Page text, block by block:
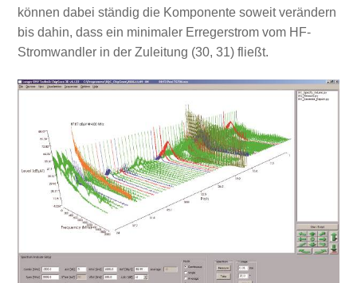
können dabei ständig die Komponente soweit verändern
bis dahin, dass ein minimaler Erregerstrom vom HF-
Stromwandler in der Zuleitung (30, 31) fließt.